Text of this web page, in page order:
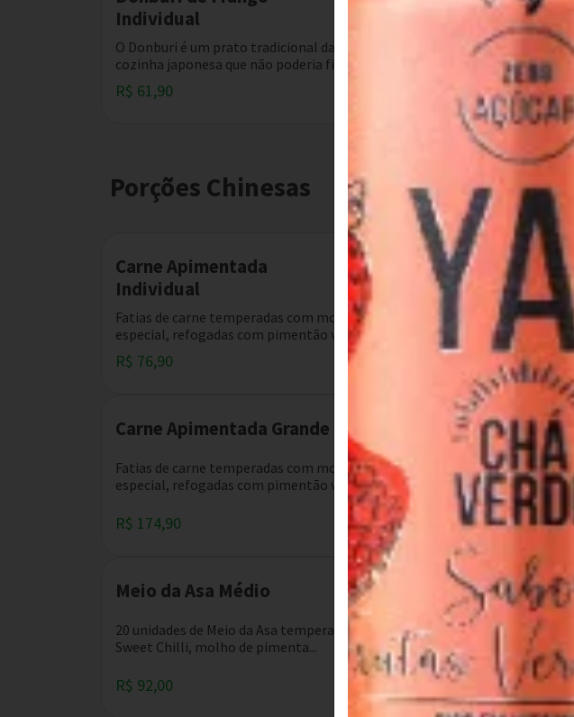
Individual
O Donburi é um prato tradicional da
cozinha japonesa que não poderia ficar de...
R$ 61,90
Porções Chinesas
Carne Apimentada
Individual
Fatias de carne temperadas com molho
especial, refogadas com pimentão verde,...
R$ 76,90
Carne Apimentada Grande
Fatias de carne temperadas com molho
especial, refogadas com pimentão verde,...
R$ 174,90
Meio da Asa Médio
20 unidades de Meio da Asa temperado com
Sweet Chilli, molho de pimenta...
R$ 92,00